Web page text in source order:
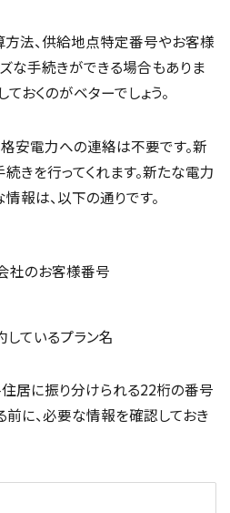
法、供給地点特定番号やお客様
な手続きができる場合もありま
おくのがベターでしょう。
安電力への連絡は不要です。新
きを行ってくれます。新たな電力
報は、以下の通りです。
社のお客様番号
ているプラン名
居に振り分けられる22桁の番号
前に、必要な情報を確認しておき